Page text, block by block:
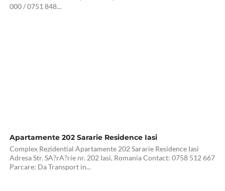
000 / 0751 848...
Apartamente 202 Sararie Residence Iasi
Complex Rezidential Apartamente 202 Sararie Residence Iasi
Adresa Str. SA?rA?rie nr. 202 Iasi, Romania Contact: 0758 512 667
Parcare: Da Transport in...